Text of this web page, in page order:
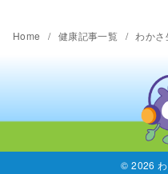
Home 健康記事一覧 わかさ
© 2026